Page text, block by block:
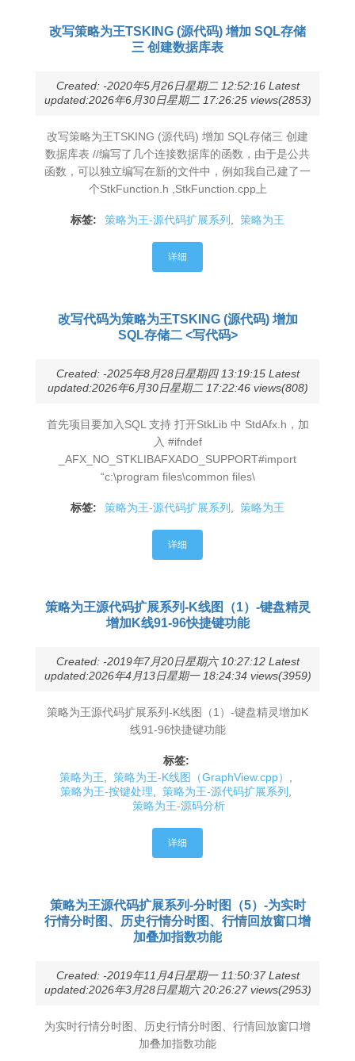
改写策略为王TSKING (源代码) 增加 SQL存储
三 创建数据库表
Created: -2020年5月26日星期二 12:52:16 Latest
updated:2026年6月30日星期二 17:26:25 views(2853)
改写策略为王TSKING (源代码) 增加 SQL存储三 创建
数据库表 //编写了几个连接数据库的函数，由于是公共
函数，可以独立编写在新的文件中，例如我自己建了一
个StkFunction.h ,StkFunction.cpp上
标签: 策略为王-源代码扩展系列 策略为王
详细
改写代码为策略为王TSKING (源代码) 增加
SQL存储二 <写代码>
Created: -2025年8月28日星期四 13:19:15 Latest
updated:2026年6月30日星期二 17:22:46 views(808)
首先项目要加入SQL 支持 打开StkLib 中 StdAfx.h，加
入 #ifndef
_AFX_NO_STKLIBAFXADO_SUPPORT#import
“c:\program files\common files\
标签: 策略为王-源代码扩展系列 策略为王
详细
策略为王源代码扩展系列-K线图（1）-键盘精灵
增加K线91-96快捷键功能
Created: -2019年7月20日星期六 10:27:12 Latest
updated:2026年4月13日星期一 18:24:34 views(3959)
策略为王源代码扩展系列-K线图（1）-键盘精灵增加K
线91-96快捷键功能
标签:
策略为王
策略为王-K线图（GraphView.cpp）
策略为王-按键处理
策略为王-源代码扩展系列
策略为王-源码分析
详细
策略为王源代码扩展系列-分时图（5）-为实时
行情分时图、历史行情分时图、行情回放窗口增
加叠加指数功能
Created: -2019年11月4日星期一 11:50:37 Latest
updated:2026年3月28日星期六 20:26:27 views(2953)
为实时行情分时图、历史行情分时图、行情回放窗口增
加叠加指数功能